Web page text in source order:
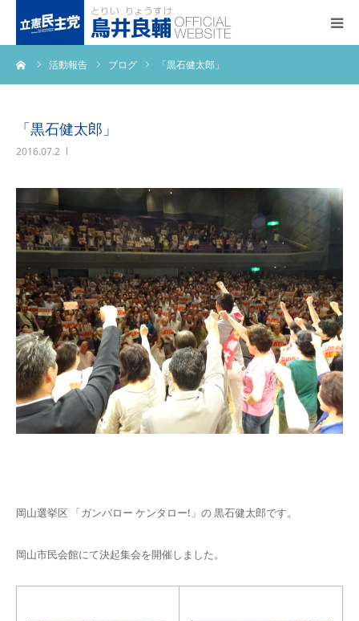
活動報告 ブログ 「黒石健太郎」
「黒石健太郎」
2016.07.2
岡山選挙区 「ガンバロー ケンタロー!」の 黒石健太郎です。
岡山市民会館にて決起集会を開催しました。
トップページ
プロフィール
事務所アクセス
活動報告